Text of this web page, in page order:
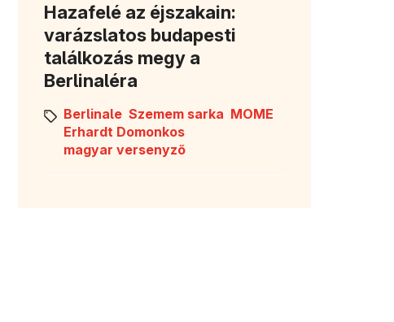
Hazafelé az éjszakain:
varázslatos budapesti
találkozás megy a
Berlinaléra
Berlinale Szemem sarka MOME
Erhardt Domonkos
magyar versenyző